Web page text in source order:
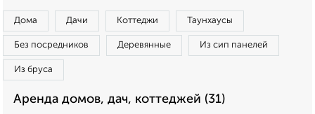
Дома Дачи Коттеджи Таунхаусы
Без посредников Деревянные Из сип панелей
Из бруса
Аренда домов, дач, коттеджей (31)